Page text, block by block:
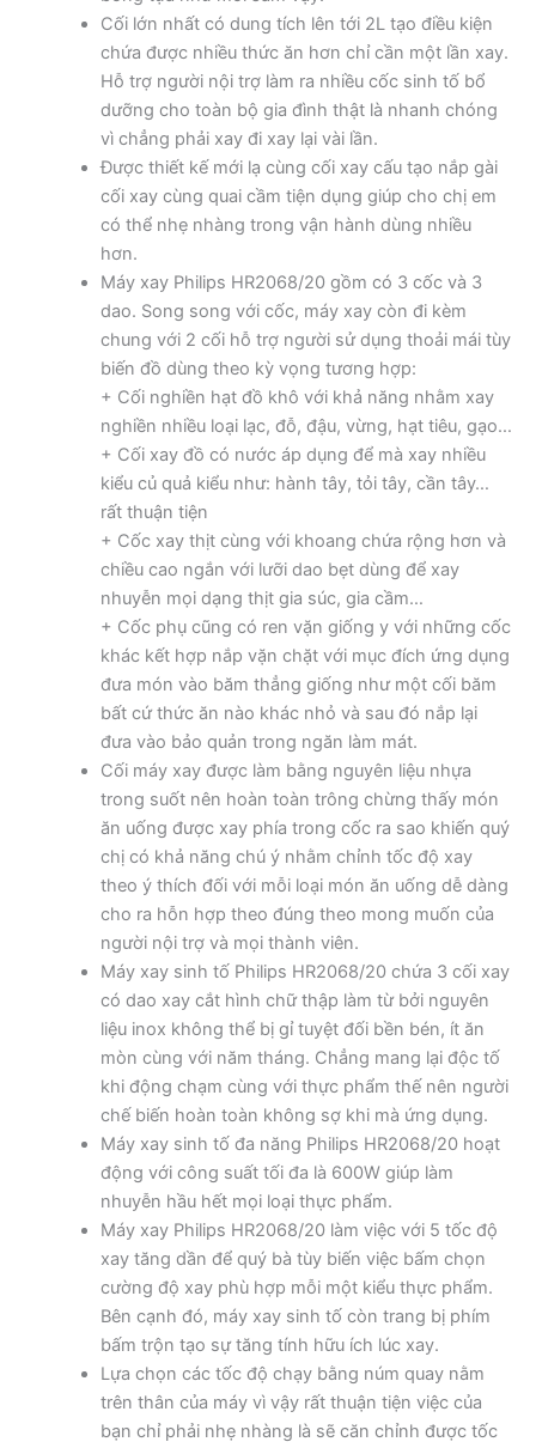
Cối lớn nhất có dung tích lên tới 2L tạo điều kiện
chứa được nhiều thức ăn hơn chỉ cần một lần xay.
Hỗ trợ người nội trợ làm ra nhiều cốc sinh tố bổ
dưỡng cho toàn bộ gia đình thật là nhanh chóng
vì chẳng phải xay đi xay lại vài lần.
Được thiết kế mới lạ cùng cối xay cấu tạo nắp gài
cối xay cùng quai cầm tiện dụng giúp cho chị em
có thể nhẹ nhàng trong vận hành dùng nhiều
hơn.
Máy xay Philips HR2068/20 gồm có 3 cốc và 3
dao. Song song với cốc, máy xay còn đi kèm
chung với 2 cối hỗ trợ người sử dụng thoải mái tùy
biến đồ dùng theo kỳ vọng tương hợp:
+ Cối nghiền hạt đồ khô với khả năng nhằm xay
nghiền nhiều loại lạc, đỗ, đậu, vừng, hạt tiêu, gạo…
+ Cối xay đồ có nước áp dụng để mà xay nhiều
kiểu củ quả kiểu như: hành tây, tỏi tây, cần tây…
rất thuận tiện
+ Cốc xay thịt cùng với khoang chứa rộng hơn và
chiều cao ngắn với lưỡi dao bẹt dùng để xay
nhuyễn mọi dạng thịt gia súc, gia cầm…
+ Cốc phụ cũng có ren vặn giống y với những cốc
khác kết hợp nắp vặn chặt với mục đích ứng dụng
đưa món vào băm thẳng giống như một cối băm
bất cứ thức ăn nào khác nhỏ và sau đó nắp lại
đưa vào bảo quản trong ngăn làm mát.
Cối máy xay được làm bằng nguyên liệu nhựa
trong suốt nên hoàn toàn trông chừng thấy món
ăn uống được xay phía trong cốc ra sao khiến quý
chị có khả năng chú ý nhằm chỉnh tốc độ xay
theo ý thích đối với mỗi loại món ăn uống dễ dàng
cho ra hỗn hợp theo đúng theo mong muốn của
người nội trợ và mọi thành viên.
Máy xay sinh tố Philips HR2068/20 chứa 3 cối xay
có dao xay cắt hình chữ thập làm từ bởi nguyên
liệu inox không thể bị gỉ tuyệt đối bền bén, ít ăn
mòn cùng với năm tháng. Chẳng mang lại độc tố
khi động chạm cùng với thực phẩm thế nên người
chế biến hoàn toàn không sợ khi mà ứng dụng.
Máy xay sinh tố đa năng Philips HR2068/20 hoạt
động với công suất tối đa là 600W giúp làm
nhuyễn hầu hết mọi loại thực phẩm.
Máy xay Philips HR2068/20 làm việc với 5 tốc độ
xay tăng dần để quý bà tùy biến việc bấm chọn
cường độ xay phù hợp mỗi một kiểu thực phẩm.
Bên cạnh đó, máy xay sinh tố còn trang bị phím
bấm trộn tạo sự tăng tính hữu ích lúc xay.
Lựa chọn các tốc độ chạy bằng núm quay nằm
trên thân của máy vì vậy rất thuận tiện việc của
bạn chỉ phải nhẹ nhàng là sẽ căn chỉnh được tốc